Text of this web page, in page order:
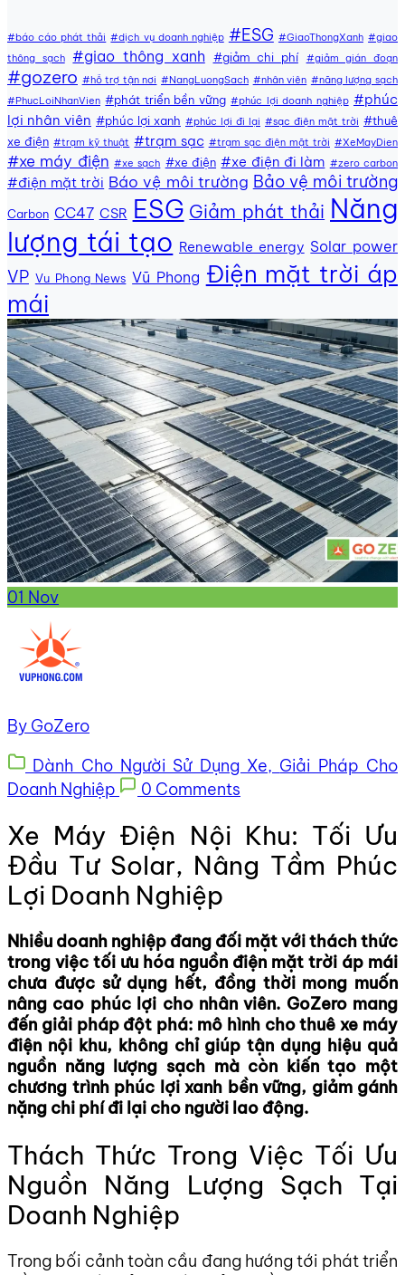
#báo cáo phát thải #dịch vụ doanh nghiệp #ESG #GiaoThongXanh #giao
thông sạch
#giao thông xanh #giảm chi phí #giảm gián đoạn
#gozero #hỗ trợ tận nơi #NangLuongSach #nhân viên #năng lượng sạch
#PhucLoiNhanVien #phát triển bền vững #phúc lợi doanh nghiệp #phúc
lợi nhân viên #phúc lợi xanh #phúc lợi đi lại #sạc điện mặt trời #thuê
xe điện #trạm kỹ thuật #trạm sạc #trạm sạc điện mặt trời #XeMayDien
#xe máy điện #xe sạch #xe điện #xe điện đi làm #zero carbon
#điện mặt trời Báo vệ môi trường Bảo vệ môi trường
Carbon CC47 CSR ESG Giảm phát thải Năng
lượng tái tạo Renewable energy Solar power
VP Vu Phong News Vũ Phong Điện mặt trời áp
mái
01 Nov
By GoZero
Dành Cho Người Sử Dụng Xe, Giải Pháp Cho
Doanh Nghiệp
0 Comments
Xe Máy Điện Nội Khu: Tối Ưu
Đầu Tư Solar, Nâng Tầm Phúc
Lợi Doanh Nghiệp
Nhiều doanh nghiệp đang đối mặt với thách thức
trong việc tối ưu hóa nguồn điện mặt trời áp mái
chưa được sử dụng hết, đồng thời mong muốn
nâng cao phúc lợi cho nhân viên. GoZero mang
đến giải pháp đột phá: mô hình cho thuê xe máy
điện nội khu, không chỉ giúp tận dụng hiệu quả
nguồn năng lượng sạch mà còn kiến tạo một
chương trình phúc lợi xanh bền vững, giảm gánh
nặng chi phí đi lại cho người lao động.
Thách Thức Trong Việc Tối Ưu
Nguồn Năng Lượng Sạch Tại
Doanh Nghiệp
Trong bối cảnh toàn cầu đang hướng tới phát triển